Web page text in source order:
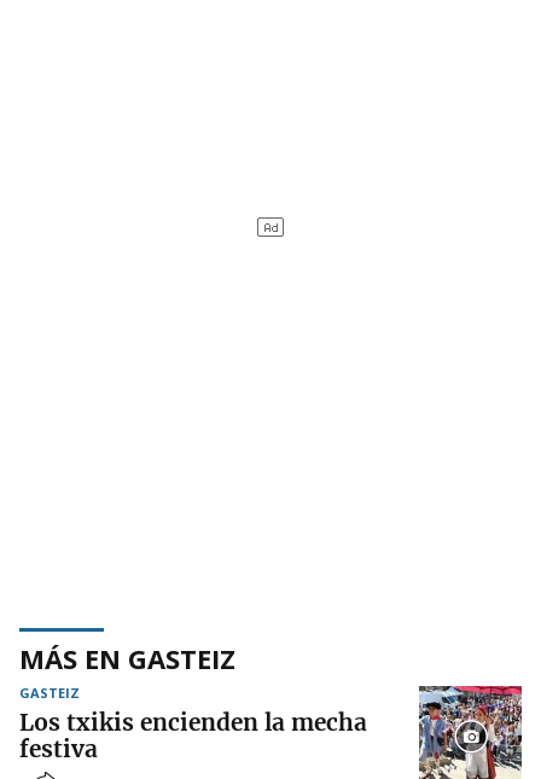
MÁS EN GASTEIZ
GASTEIZ
Los txikis encienden la mecha
festiva